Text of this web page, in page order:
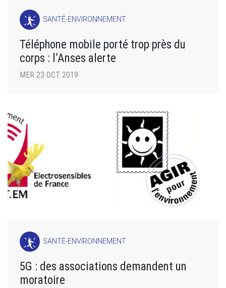
SANTÉ-ENVIRONNEMENT
Téléphone mobile porté trop près du
corps : l’Anses alerte
MER 23 OCT 2019
SANTÉ-ENVIRONNEMENT
5G : des associations demandent un
moratoire